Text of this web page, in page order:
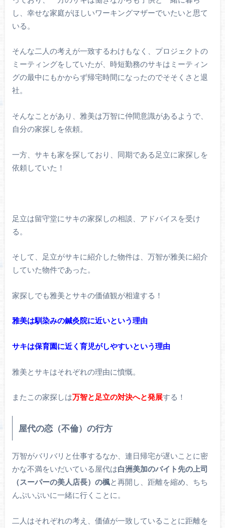
し、幸せな家庭がほしいワーキングマザーでいたいと思て
いる。
そんな二人の考えが一致するわけもなく、プロジェクトの
ミーティングをしていたが、時短勤務のサキはミーティン
グの最中にもかからず帰宅時間になったのでそそくさと退
社。
そんなことがあり、雅美は万智に仲間意識があるようで、
自分の家探しを依頼。
一方、サキも家を探しており、同期である足立に家探しを
依頼していた！
足立は留守堂にサキの家探しの相談、アドバイスを受け
る。
そして、足立がサキに紹介した物件は、万智が雅美に紹介
していた物件であった。
家探しでも雅美とサキの価値観が相違する！
雅美は馴染みの鍼灸院に近いという理由
サキは保育園に近く育児がしやすいという理由
雅美とサキはそれぞれの理由に憤慨。
またこの家探しは万智と足立の対決へと発展する！
屋代の恋（不倫）の行方
万智がバリバリと仕事するなか、連日帰宅が遅いことに密
かな不満をいだいている屋代は白洲美加のバイト先の上司
（スーパーの美人店長）の楓と再開し、距離を縮め、ちち
んぷいぷいに一緒に行くことに。
二人はそれぞれの考え、価値が一致していることに距離を